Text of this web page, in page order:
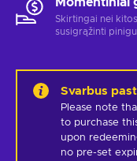
Skirtingai nei
susigrąžinti
Svarbus
Please note
to purchase
upon
no pre-set